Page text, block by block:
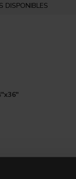
DISPONIBLES